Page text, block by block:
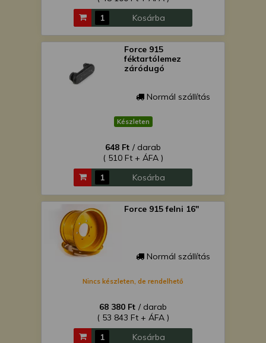
Kosárba
Force 915
féktartólemez
záródugó
Normál szállítás
Készleten
648 Ft / darab
( 510 Ft + ÁFA )
Kosárba
Force 915 felni 16"
Normál szállítás
Nincs készleten, de rendelhető
68 380 Ft / darab
( 53 843 Ft + ÁFA )
Kosárba